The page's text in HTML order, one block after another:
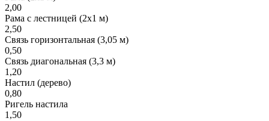
2,00
Рама с лестницей (2х1 м)
2,50
Связь горизонтальная (3,05 м)
0,50
Связь диагональная (3,3 м)
1,20
Настил (дерево)
0,80
Ригель настила
1,50